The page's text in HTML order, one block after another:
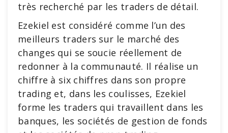
très recherché par les traders de détail.
Ezekiel est considéré comme l’un des
meilleurs traders sur le marché des
changes qui se soucie réellement de
redonner à la communauté. Il réalise un
chiffre à six chiffres dans son propre
trading et, dans les coulisses, Ezekiel
forme les traders qui travaillent dans les
banques, les sociétés de gestion de fonds